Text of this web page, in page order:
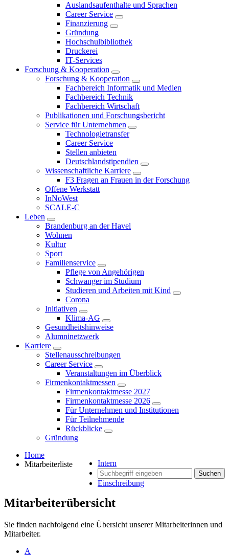
Auslandsaufenthalte und Sprachen
Career Service
Finanzierung
Gründung
Hochschulbibliothek
Druckerei
IT-Services
Forschung & Kooperation
Forschung & Kooperation
Fachbereich Informatik und Medien
Fachbereich Technik
Fachbereich Wirtschaft
Publikationen und Forschungsbericht
Service für Unternehmen
Technologietransfer
Career Service
Stellen anbieten
Deutschlandstipendien
Wissenschaftliche Karriere
F3 Fragen an Frauen in der Forschung
Offene Werkstatt
InNoWest
SCALE-C
Leben
Brandenburg an der Havel
Wohnen
Kultur
Sport
Familienservice
Pflege von Angehörigen
Schwanger im Studium
Studieren und Arbeiten mit Kind
Corona
Initiativen
Klima-AG
Gesundheitshinweise
Alumninetzwerk
Karriere
Stellenausschreibungen
Career Service
Veranstaltungen im Überblick
Firmenkontaktmessen
Firmenkontaktmesse 2027
Firmenkontaktmesse 2026
Für Unternehmen und Institutionen
Für Teilnehmende
Rückblicke
Gründung
Intern
Suchen
Einschreibung
Home
Mitarbeiterliste
Mitarbeiterübersicht
Sie finden nachfolgend eine Übersicht unserer Mitarbeiterinnen und
Mitarbeiter.
A